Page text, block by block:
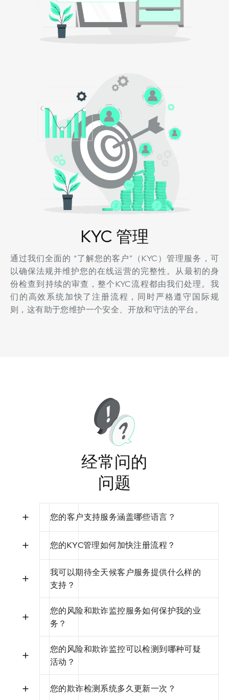
KYC 管理
通过我们全面的 “了解您的客户”（KYC）管理服务，可
以确保法规并维护您的在线运营的完整性。从最初的身
份检查到持续的审查，整个KYC流程都由我们处理。我
们的高效系统加快了注册流程，同时严格遵守国际规
则，这有助于您维护一个安全、开放和守法的平台。
经常问的
问题
您的客户支持服务涵盖哪些语言？
您的KYC管理如何加快注册流程？
我可以期待全天候客户服务提供什么样的
支持？
您的风险和欺诈监控服务如何保护我的业
务？
您的风险和欺诈监控可以检测到哪种可疑
活动？
您的欺诈检测系统多久更新一次？